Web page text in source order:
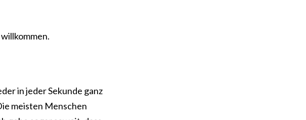
in jeder Sekunde ganz
meisten Menschen